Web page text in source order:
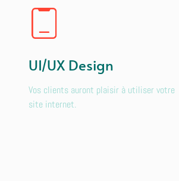
UI/UX Design
Vos clients auront plaisir à utiliser votre
site internet.